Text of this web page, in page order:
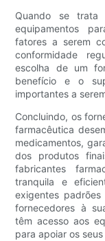
Quando se
equipamentos
fatores a serem
conformidade
escolha de um
benefício e o
importantes a
Concluindo, os
farmacêutica
medicamentos,
dos produtos
fabricantes
tranquila e
exigentes
fornecedores à
têm acesso aos
para apoiar os